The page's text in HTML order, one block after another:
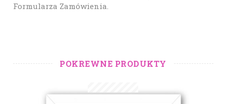
Formularza Zamówienia.
POKREWNE PRODUKTY